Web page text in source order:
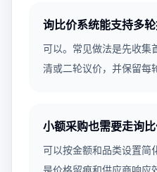
询比价系统能支持多轮
可以。常见做法是先收集
清或二轮议价，并保留每
小额采购也需要走询比
可以按金额和品类设置简
是价格留痕和供应商响应